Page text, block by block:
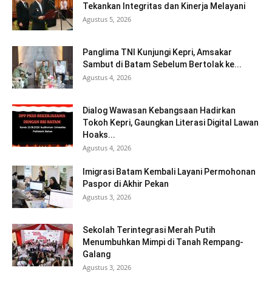
Tekankan Integritas dan Kinerja Melayani
Agustus 5, 2026
Panglima TNI Kunjungi Kepri, Amsakar
Sambut di Batam Sebelum Bertolak ke...
Agustus 4, 2026
Dialog Wawasan Kebangsaan Hadirkan
Tokoh Kepri, Gaungkan Literasi Digital Lawan
Hoaks...
Agustus 4, 2026
Imigrasi Batam Kembali Layani Permohonan
Paspor di Akhir Pekan
Agustus 3, 2026
Sekolah Terintegrasi Merah Putih
Menumbuhkan Mimpi di Tanah Rempang-
Galang
Agustus 3, 2026